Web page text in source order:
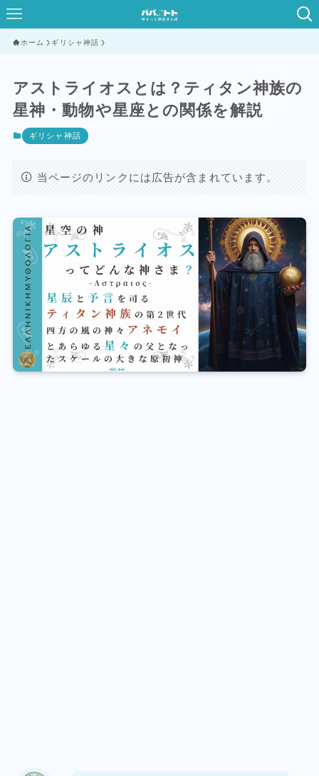
ホーム ギリシャ神話
アストライオスとは？ティタン神族の
星神・動物や星座との関係を解説
ギリシャ神話
当ページのリンクには広告が含まれています。